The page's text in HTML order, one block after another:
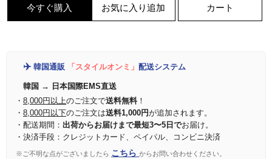
今すぐ購入 お気に入り追加 カート
✈️ 韓国通販 「スタイルオンミ」 配送システム
韓国 → 日本国際EMS直送
・ 8,000円以上のご注文で送料無料！
・ 8,000円以下のご注文は送料1,000円が追加されます。
・配送期間： 出荷からお届けまで最短3〜5日でお届け。
・決済手段：クレジットカード、ペイパル、コンビニ決済
※ご不明な点がございましたら こちら からお問い合わせください。